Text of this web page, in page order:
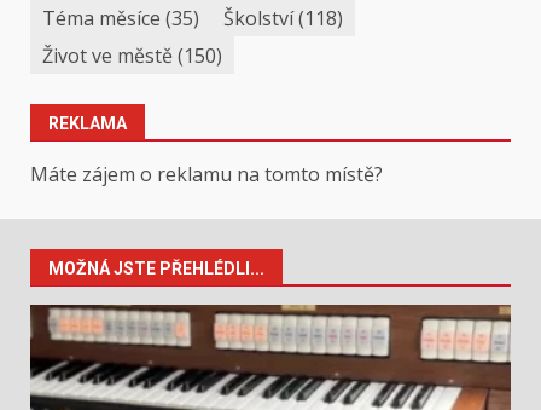
Téma měsíce (35) Školství(118)
Život ve městě(150)
REKLAMA
Máte zájem o reklamu na tomto místě?
MOŽNÁ JSTE PŘEHLÉDLI...